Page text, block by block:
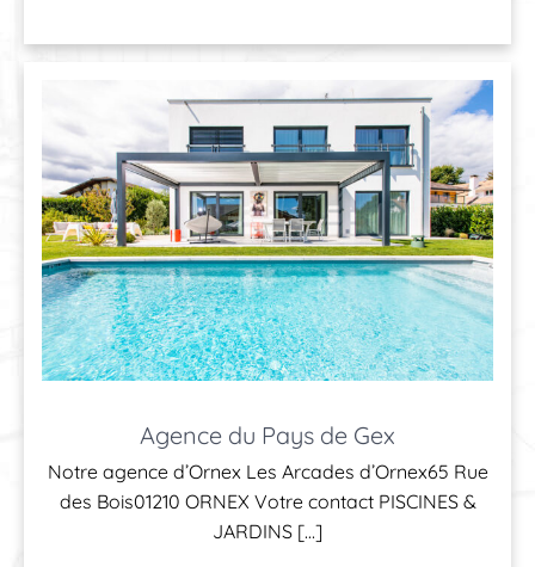
Agence du Pays de Gex
Notre agence d’Ornex Les Arcades d’Ornex65 Rue
des Bois01210 ORNEX Votre contact PISCINES &
JARDINS […]